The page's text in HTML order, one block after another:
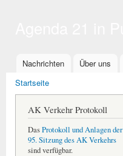
Hauptmenü
Nachrichten Über uns
Sie sind hier
Startseite
AK Verkehr Protokoll
DasProtokoll und Anlagen der
95. Sitzung des AK Verkehrs
sind verfügbar.